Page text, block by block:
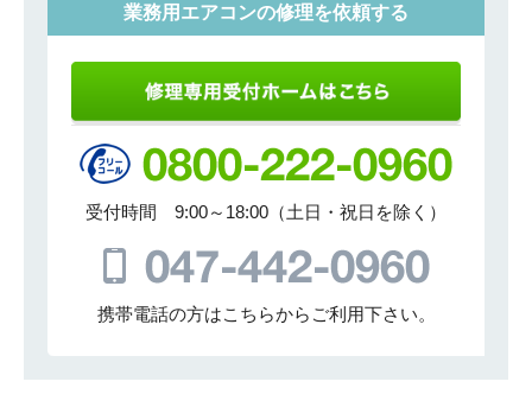
業務用エアコンの修理を依頼する
受付時間 9:00～18:00（土日・祝日を除く）
携帯電話の方はこちらからご利用下さい。